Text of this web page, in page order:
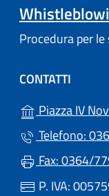
Procedura per
CONTATTI
Piazza IV
Telefono:
Fax: 0364/
P. IVA: